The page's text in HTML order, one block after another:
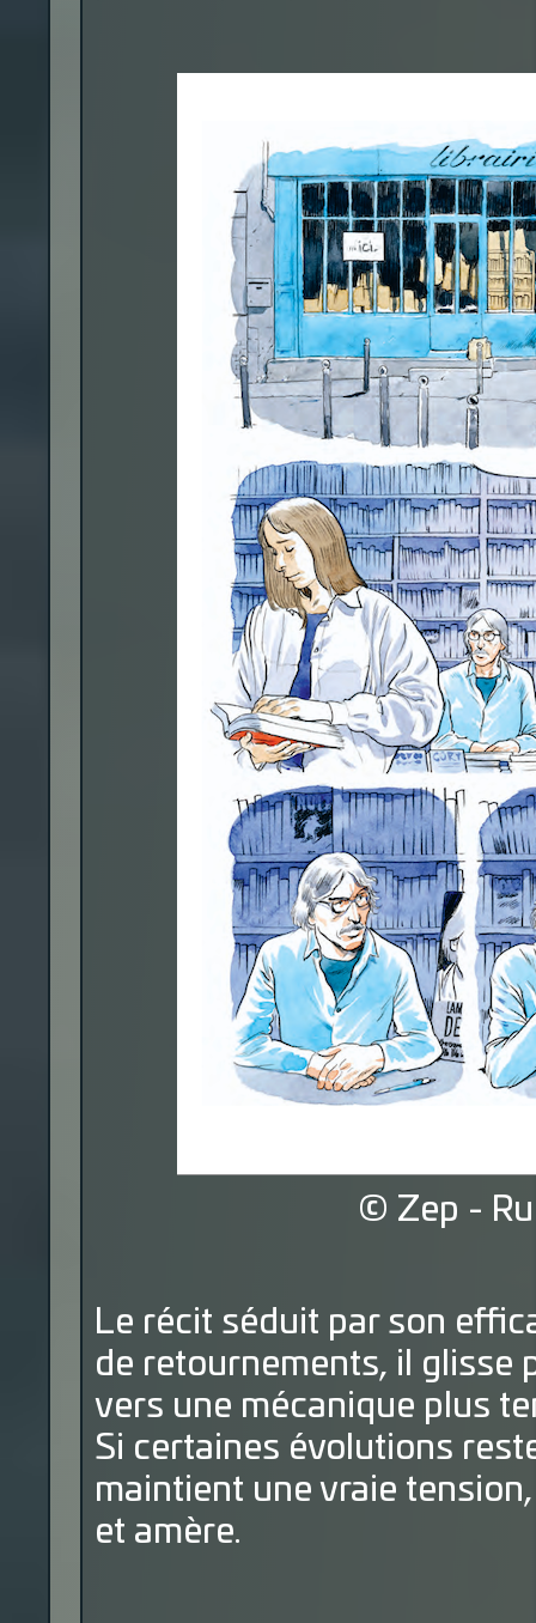
© Zep -
Le récit séduit par son
de retournements, il glisse
vers une mécanique plus
Si certaines évolutions
maintient une vraie
et amère.